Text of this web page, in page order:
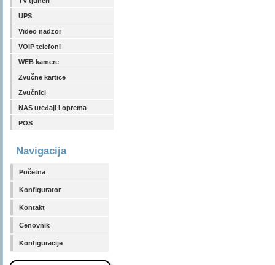
UPS
Video nadzor
VOIP telefoni
WEB kamere
Zvučne kartice
Zvučnici
NAS uređaji i oprema
POS
Navigacija
Početna
Konfigurator
Kontakt
Cenovnik
Konfiguracije